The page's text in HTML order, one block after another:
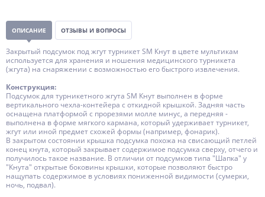
ОПИСАНИЕ ОТЗЫВЫ И ВОПРОСЫ
Закрытый подсумок под жгут турникет SM Кнут в цвете мультикам
используется для хранения и ношения медицинского турникета
(жгута) на снаряжении с возможностью его быстрого извлечения.
Конструкция:
Подсумок для турникетного жгута SM Кнут выполнен в форме
вертикального чехла-контейера с откидной крышкой. Задняя часть
оснащена платформой с прорезями молле минус, а передняя -
выполнена в форме мягкого кармана, который удерживает турникет,
жгут или иной предмет схожей формы (например, фонарик).
В закрытом состоянии крышка подсумка похожа на свисающий петлей
конец кнута, который закрывает содержимое подсумка сверху, отчего и
получилось такое название. В отличии от подсумков типа "Шапка" у
"Кнута" открытые боковины крышки, которые позволяют быстро
нащупать содержимое в условиях пониженной видимости (сумерки,
ночь, подвал).